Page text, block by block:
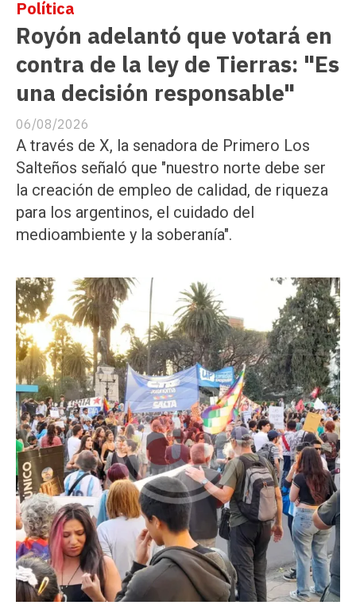
Royón adelantó que votará en
contra de la ley de Tierras: "Es
una decisión responsable"
Política
06/08/2026
A través de X, la senadora de Primero Los
Salteños señaló que "nuestro norte debe ser
la creación de empleo de calidad, de riqueza
para los argentinos, el cuidado del
medioambiente y la soberanía".